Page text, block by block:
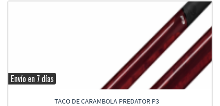
Envío en 7 días
TACO DE CARAMBOLA PREDATOR P3